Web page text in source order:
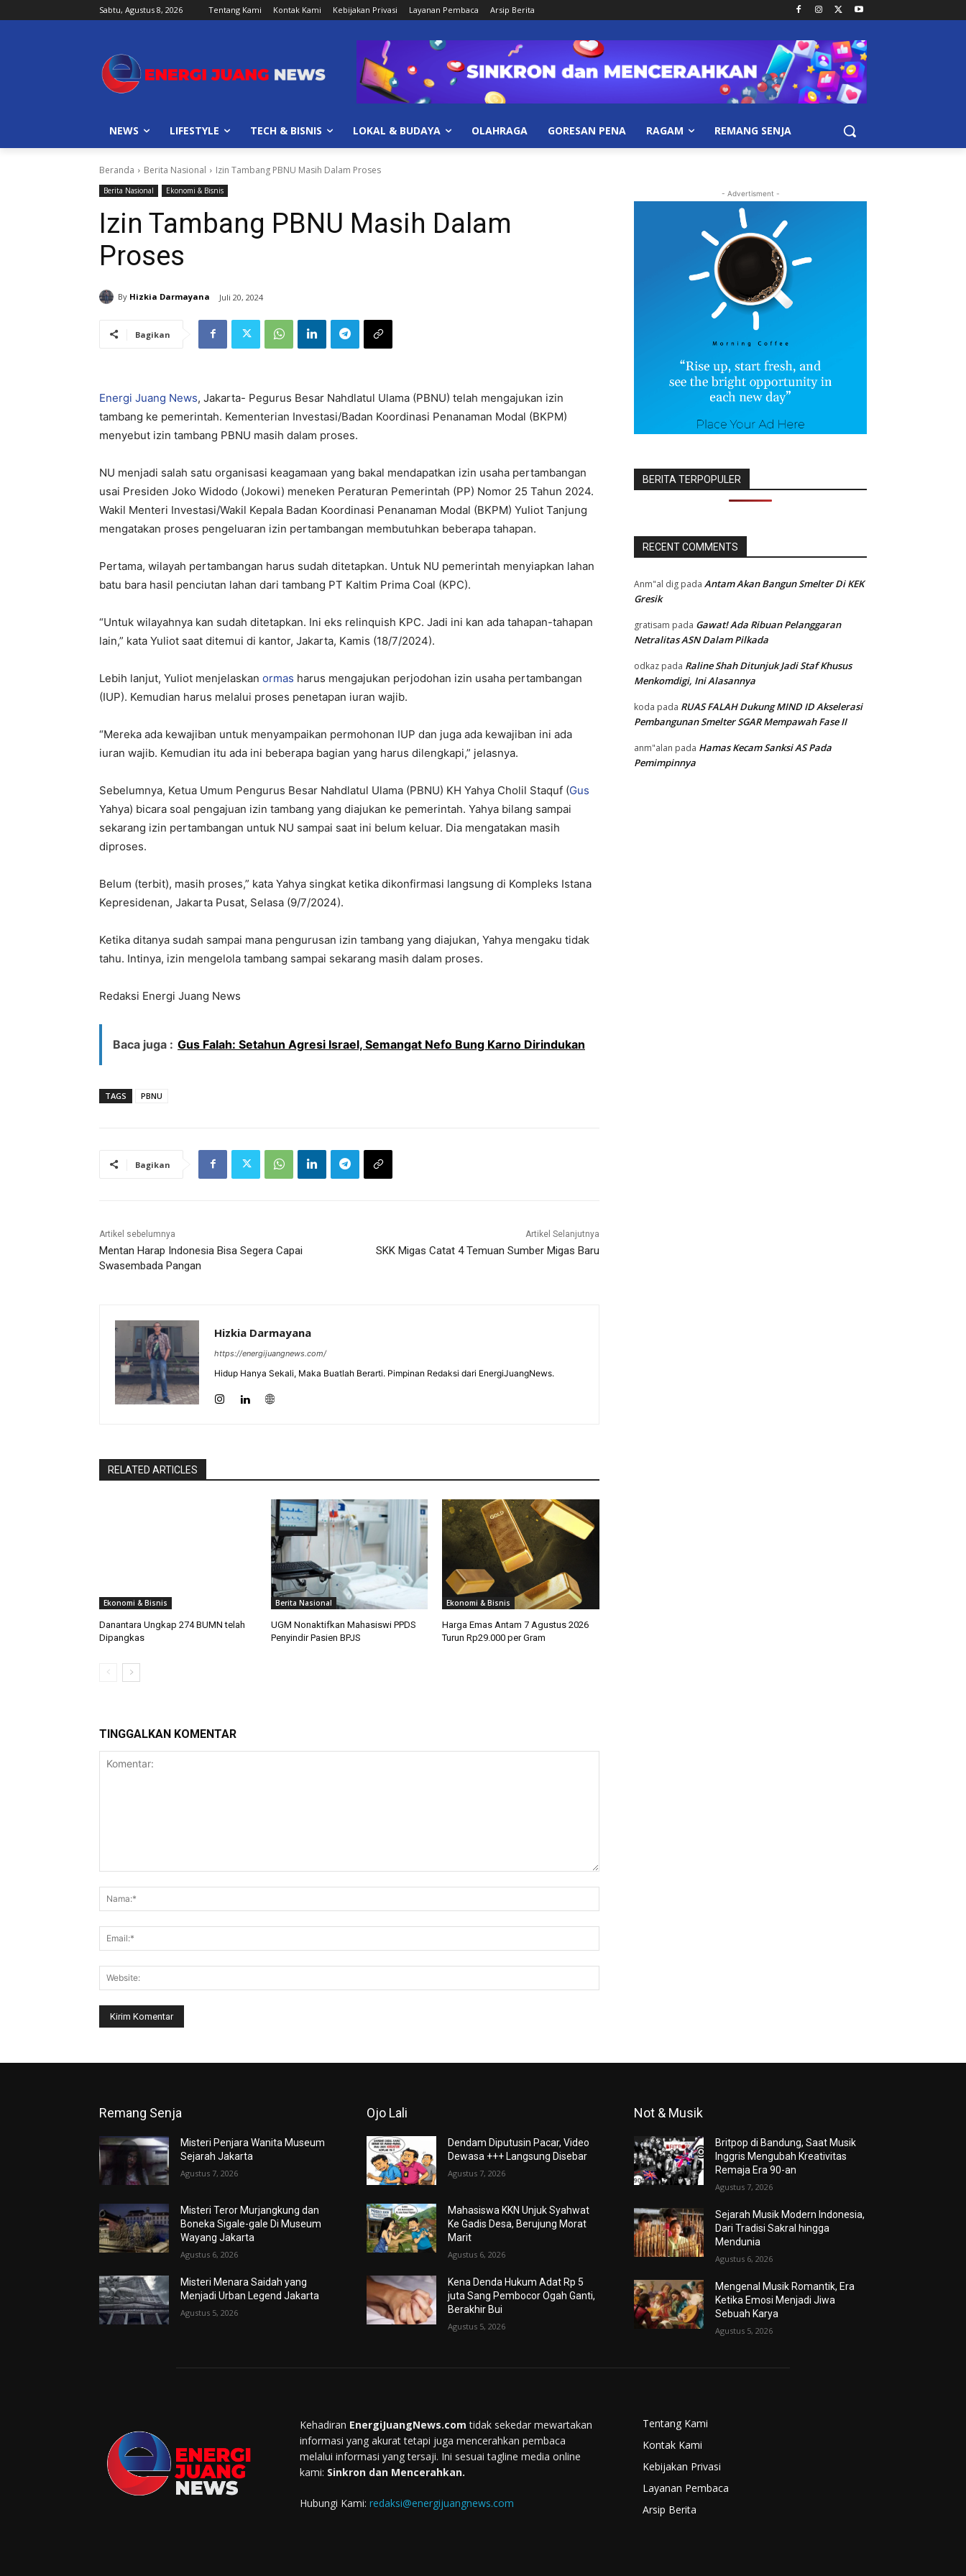
Sabtu, Agustus 8, 2026 Tentang Kami Kontak Kami Kebijakan Privasi Layanan Pembaca Arsip Berita
NEWS LIFESTYLE TECH & BISNIS LOKAL & BUDAYA OLAHRAGA GORESAN PENA RAGAM REMANG SENJA
Beranda Berita Nasional Izin Tambang PBNU Masih Dalam Proses
Berita Nasional Ekonomi & Bisnis
Izin Tambang PBNU Masih Dalam
Proses
By Hizkia Darmayana Juli 20, 2024
Bagikan
Energi Juang News, Jakarta- Pegurus Besar Nahdlatul Ulama (PBNU) telah mengajukan izin
tambang ke pemerintah. Kementerian Investasi/Badan Koordinasi Penanaman Modal (BKPM)
menyebut izin tambang PBNU masih dalam proses.
NU menjadi salah satu organisasi keagamaan yang bakal mendapatkan izin usaha pertambangan
usai Presiden Joko Widodo (Jokowi) meneken Peraturan Pemerintah (PP) Nomor 25 Tahun 2024.
Wakil Menteri Investasi/Wakil Kepala Badan Koordinasi Penanaman Modal (BKPM) Yuliot Tanjung
mengatakan proses pengeluaran izin pertambangan membutuhkan beberapa tahapan.
Pertama, wilayah pertambangan harus sudah ditetapkan. Untuk NU pemerintah menyiapkan lahan
batu bara hasil penciutan lahan dari tambang PT Kaltim Prima Coal (KPC).
“Untuk wilayahnya kan sudah ditetapkan. Ini eks relinquish KPC. Jadi ini kan ada tahapan-tahapan
lain,” kata Yuliot saat ditemui di kantor, Jakarta, Kamis (18/7/2024).
Lebih lanjut, Yuliot menjelaskan ormas harus mengajukan perjodohan izin usaha pertambangan
(IUP). Kemudian harus melalui proses penetapan iuran wajib.
“Mereka ada kewajiban untuk menyampaikan permohonan IUP dan juga ada kewajiban ini ada
iuran wajib. Kemudian itu ada ini beberapa bagian yang harus dilengkapi,” jelasnya.
Sebelumnya, Ketua Umum Pengurus Besar Nahdlatul Ulama (PBNU) KH Yahya Cholil Staquf (Gus
Yahya) bicara soal pengajuan izin tambang yang diajukan ke pemerintah. Yahya bilang sampai
sekarang izin pertambangan untuk NU sampai saat ini belum keluar. Dia mengatakan masih
diproses.
Belum (terbit), masih proses,” kata Yahya singkat ketika dikonfirmasi langsung di Kompleks Istana
Kepresidenan, Jakarta Pusat, Selasa (9/7/2024).
Ketika ditanya sudah sampai mana pengurusan izin tambang yang diajukan, Yahya mengaku tidak
tahu. Intinya, izin mengelola tambang sampai sekarang masih dalam proses.
Redaksi Energi Juang News
Baca juga : Gus Falah: Setahun Agresi Israel, Semangat Nefo Bung Karno Dirindukan
TAGS PBNU
Bagikan
Artikel sebelumnya
Mentan Harap Indonesia Bisa Segera Capai
Swasembada Pangan
Artikel Selanjutnya
SKK Migas Catat 4 Temuan Sumber Migas Baru
Hizkia Darmayana
https://energijuangnews.com/
Hidup Hanya Sekali, Maka Buatlah Berarti. Pimpinan Redaksi dari EnergiJuangNews.
RELATED ARTICLES
Ekonomi & Bisnis
Danantara Ungkap 274 BUMN telah
Dipangkas
Berita Nasional
UGM Nonaktifkan Mahasiswi PPDS
Penyindir Pasien BPJS
Ekonomi & Bisnis
Harga Emas Antam 7 Agustus 2026
Turun Rp29.000 per Gram
TINGGALKAN KOMENTAR
- Advertisment -
BERITA TERPOPULER
RECENT COMMENTS
Anm"al dig pada Antam Akan Bangun Smelter Di KEK
Gresik
gratisam pada Gawat! Ada Ribuan Pelanggaran
Netralitas ASN Dalam Pilkada
odkaz pada Raline Shah Ditunjuk Jadi Staf Khusus
Menkomdigi, Ini Alasannya
koda pada RUAS FALAH Dukung MIND ID Akselerasi
Pembangunan Smelter SGAR Mempawah Fase II
anm"alan pada Hamas Kecam Sanksi AS Pada
Pemimpinnya
Remang Senja
Misteri Penjara Wanita Museum
Sejarah Jakarta
Agustus 7, 2026
Misteri Teror Murjangkung dan
Boneka Sigale-gale Di Museum
Wayang Jakarta
Agustus 6, 2026
Misteri Menara Saidah yang
Menjadi Urban Legend Jakarta
Agustus 5, 2026
Ojo Lali
Dendam Diputusin Pacar, Video
Dewasa +++ Langsung Disebar
Agustus 7, 2026
Mahasiswa KKN Unjuk Syahwat
Ke Gadis Desa, Berujung Morat
Marit
Agustus 6, 2026
Kena Denda Hukum Adat Rp 5
juta Sang Pembocor Ogah Ganti,
Berakhir Bui
Agustus 5, 2026
Not & Musik
Britpop di Bandung, Saat Musik
Inggris Mengubah Kreativitas
Remaja Era 90-an
Agustus 7, 2026
Sejarah Musik Modern Indonesia,
Dari Tradisi Sakral hingga
Mendunia
Agustus 6, 2026
Mengenal Musik Romantik, Era
Ketika Emosi Menjadi Jiwa
Sebuah Karya
Agustus 5, 2026
Kehadiran EnergiJuangNews.com tidak sekedar mewartakan
informasi yang akurat tetapi juga mencerahkan pembaca
melalui informasi yang tersaji. Ini sesuai tagline media online
kami: Sinkron dan Mencerahkan.
Hubungi Kami: redaksi@energijuangnews.com
Tentang Kami
Kontak Kami
Kebijakan Privasi
Layanan Pembaca
Arsip Berita